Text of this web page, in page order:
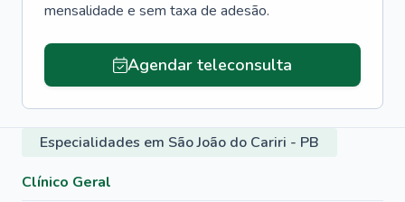
mensalidade e sem taxa de adesão.
Agendar teleconsulta
Especialidades em São João do Cariri - PB
Clínico Geral